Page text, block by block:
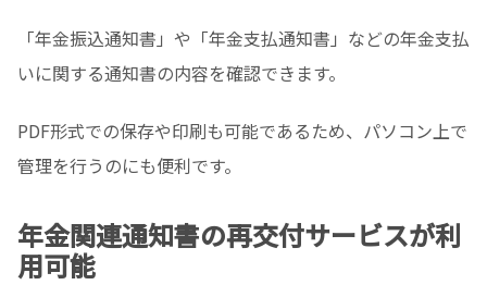
「年金振込通知書」や「年金支払通知書」などの年金支払
いに関する通知書の内容を確認できます。
PDF形式での保存や印刷も可能であるため、パソコン上で
管理を行うのにも便利です。
年金関連通知書の再交付サービスが利
用可能